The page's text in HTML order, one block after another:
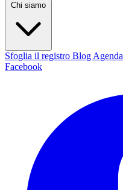
Chi siamo
Sfoglia il registro Blog Agenda
Facebook